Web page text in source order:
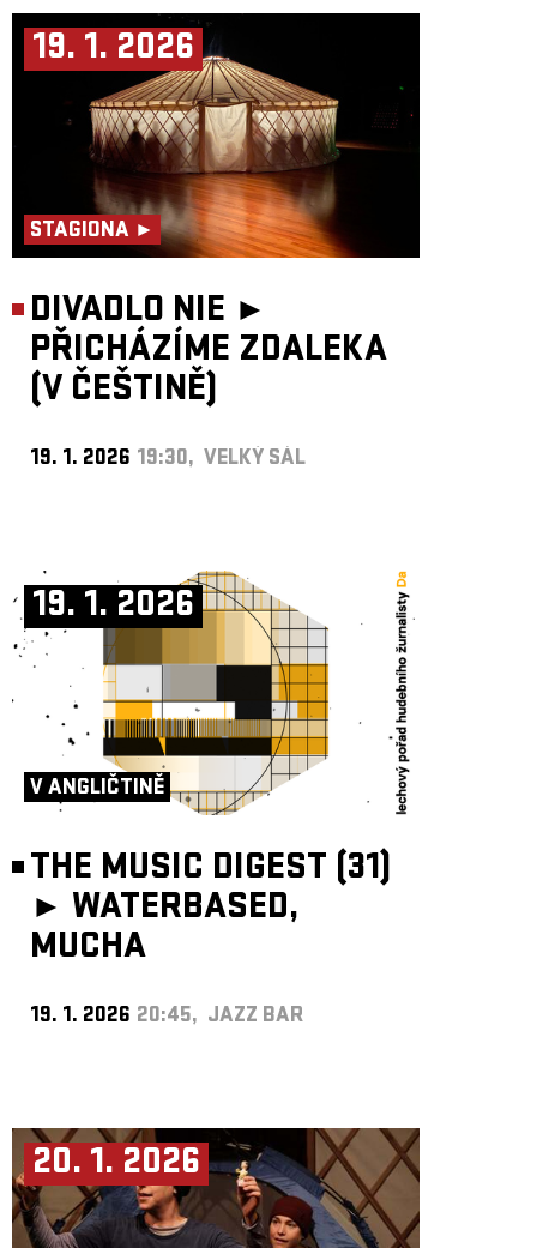
19. 1. 2026
STAGIONA ►
DIVADLO NIE ►
PŘICHÁZÍME ZDALEKA
(V ČEŠTINĚ)
19. 1. 2026 19:30, VELKÝ SÁL
19. 1. 2026
V ANGLIČTINĚ
THE MUSIC DIGEST (31)
► WATERBASED,
MUCHA
19. 1. 2026 20:45, JAZZ BAR
20. 1. 2026